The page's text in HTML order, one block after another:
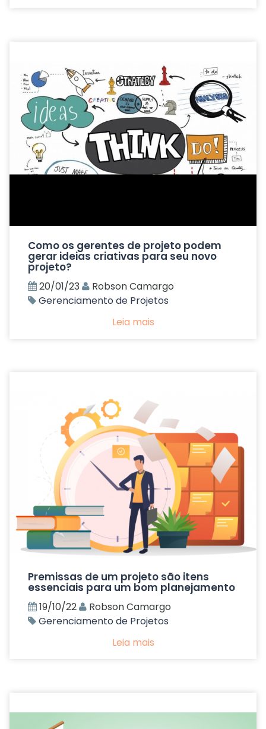
Como os gerentes de projeto podem
gerar ideias criativas para seu novo
projeto?
20/01/23
Robson Camargo
Gerenciamento de Projetos
Leia mais
Premissas de um projeto são itens
essenciais para um bom planejamento
19/10/22
Robson Camargo
Gerenciamento de Projetos
Leia mais